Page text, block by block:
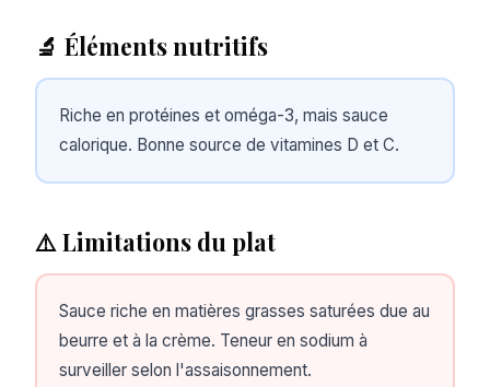
🔬 Éléments nutritifs
Riche en protéines et oméga-3, mais sauce
calorique. Bonne source de vitamines D et C.
⚠️ Limitations du plat
Sauce riche en matières grasses saturées due au
beurre et à la crème. Teneur en sodium à
surveiller selon l'assaisonnement.